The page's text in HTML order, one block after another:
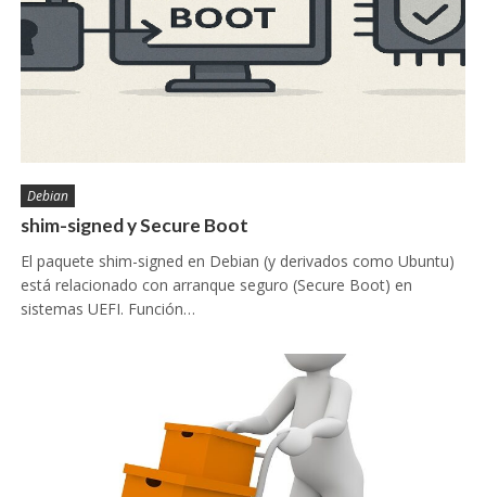
Debian
shim-signed y Secure Boot
El paquete shim-signed en Debian (y derivados como Ubuntu)
está relacionado con arranque seguro (Secure Boot) en
sistemas UEFI. Función…